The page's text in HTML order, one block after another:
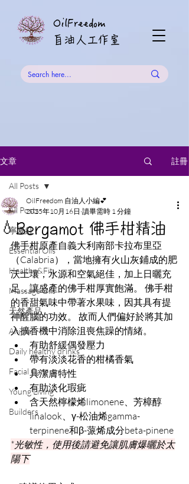
OilFreedom
​自油人工作室
文章 註冊
All Posts
寧夏紅
Essential Oils
Healthy&Fit
Massage Oils
天然產品
Animal
Daily healthy drinks
Facial Care
Young Living
Builders
All Posts
💧Bergamot 佛手柑精油
OilFreedom 自油人小編💕
2025年10月16日 讀畢需時 1 分鐘
佛手柑原產自義大利南部卡拉布里亞
（Calabria），當地擁有火山灰鋪成的肥
沃土壤，水源和空氣絕佳，加上日曬充
足，讓盛產的佛手柑厚實飽滿。 佛手柑
的香甜氣味中帶著水果味，因其具有提
神醒腦的功效。 故而人們偏好於將其加
入擴香機中消除沮喪焦躁的情緒。
有助舒緩偶發壓力
帶有淡淡花香的柑橘香氣
具潔膚特性
有助淡化瑕疵
含天然檸檬烯limonene、芳樟醇
linalook、γ-松油烯gamma-
terpinene和β-蒎烯成分beta-pinene
*光敏性，使用後請避免讓肌膚爆曬於太
陽下